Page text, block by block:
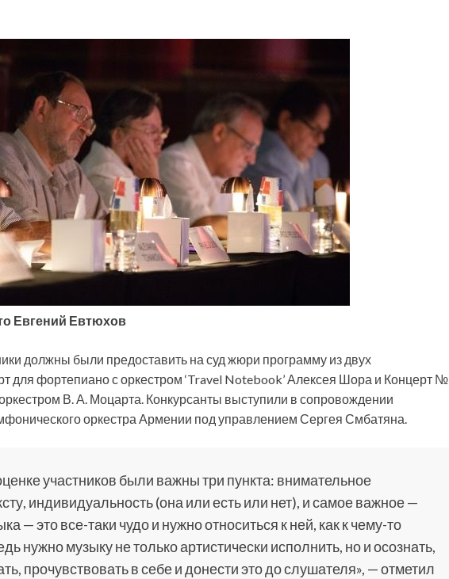
Евгений Евтюхов
должны были предоставить на суд жюри программу из двух
для фортепиано с оркестром ‘Travel Notebook’ Алексея Шора и Концерт №
В. А. Моцарта. Конкурсанты выступили в сопровождении
оркестра Армении под управлением Сергея Смбатяна.
участников были важны три пункта: внимательное
индивидуальность (она или есть или нет), и самое важное —
— это все-таки чудо и нужно относиться к ней, как к чему-то
нужно музыку не только артистически исполнить, но и осознать,
прочувствовать в себе и донести это до слушателя», — отметил